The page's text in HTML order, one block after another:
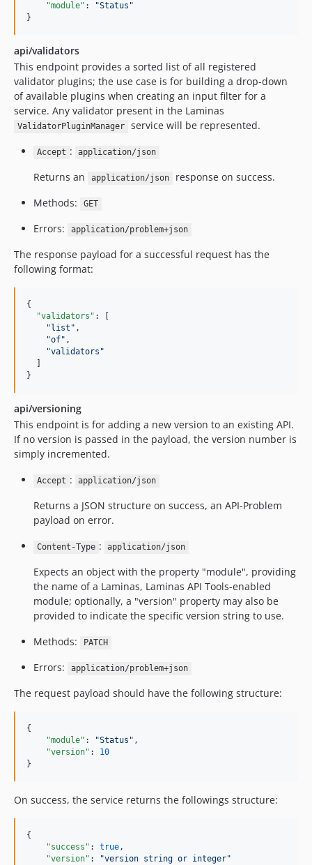
"module" : "Status "
}
api/validators
This endpoint provides a sorted list of all registered
validator plugins; the use case is for building a drop-down
of available plugins when creating an input filter for a
service. Any validator present in the Laminas
ValidatorPluginManager service will be represented.
Accept : application/json
Returns an application/json
response on success.
Methods:
GET
Errors: application/problem+json
The response payload for a successful request has the
following format:
{
"validators" : [
" list " ,
"of" ,
"validators "
}
api/versioning
This endpoint is for adding a new version to an existing API.
If no version is passed in the payload, the version number is
simply incremented.
Accept : application/json
Returns a JSON structure on success, an API-Problem
payload on error.
Content-Type : application/json
Expects an object with the property "module", providing
the name of a Laminas, Laminas API Tools-enabled
module; optionally, a "version" property may also be
provided to indicate the specific version string to use.
Methods:
PATCH
Errors: application/problem+json
The request payload should have the following structure:
{
"module" : "Status " ,
"version" : 10
}
On success, the service returns the followings structure:
{
"success" : true,
"version" : "version string or integer"